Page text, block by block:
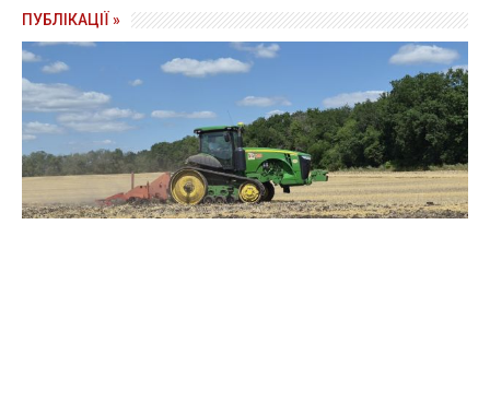
ПУБЛІКАЦІЇ »